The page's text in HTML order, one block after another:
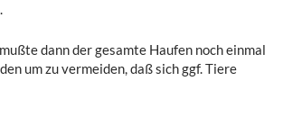
dann der gesamte Haufen noch einmal
um zu vermeiden, daß sich ggf. Tiere